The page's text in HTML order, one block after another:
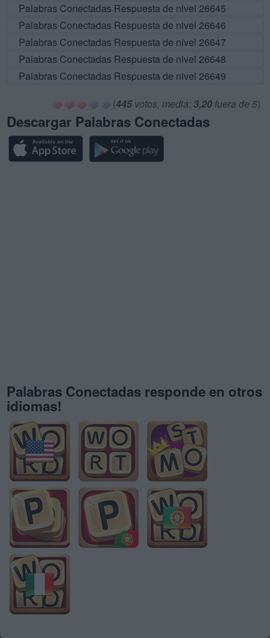
Palabras Conectadas Respuesta de nivel 26645
Palabras Conectadas Respuesta de nivel 26646
Palabras Conectadas Respuesta de nivel 26647
Palabras Conectadas Respuesta de nivel 26648
Palabras Conectadas Respuesta de nivel 26649
(445votos, media: 3,20 fuera de 5)
Descargar Palabras Conectadas
Palabras Conectadas responde en otros
idiomas!